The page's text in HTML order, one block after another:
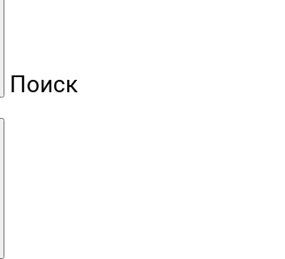
Поиск